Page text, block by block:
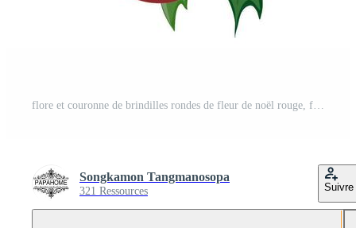
flore et couronne de brindilles rondes de fleur de noël rouge, feuilles vertes et baies rouges sauvages dans la couleur de la saison de noël, image vectorielle plane. Vecteur Pro et SVG Pro
Songkamon Tangmanosopa
321 Ressources Suivre